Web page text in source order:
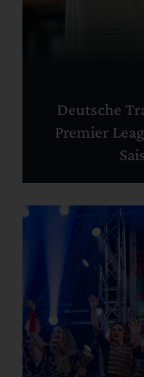
Deutsche
Premier